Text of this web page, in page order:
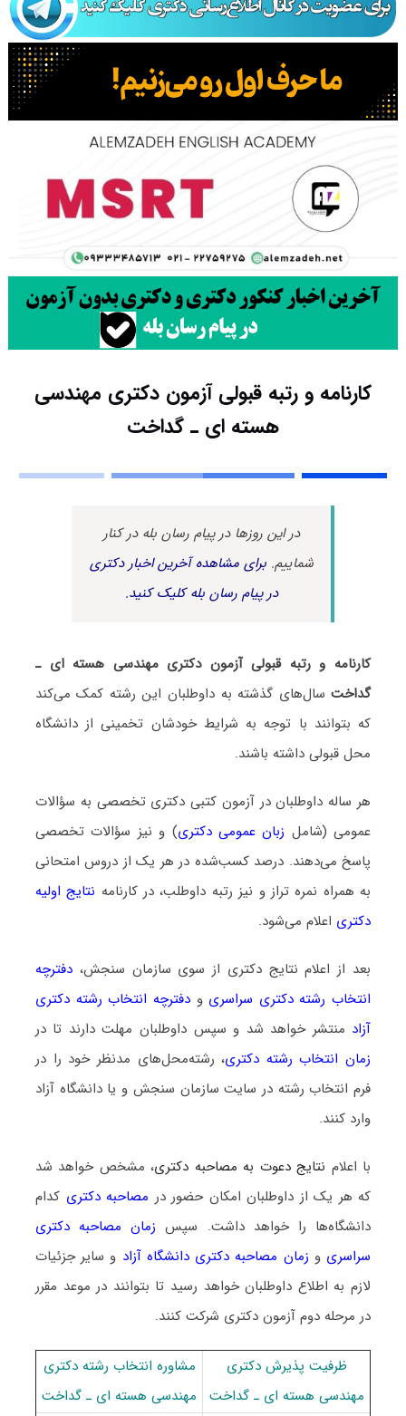
کارنامه و رتبه قبولی آزمون دکتری مهندسی
هسته ای ـ ﮔﺪاﺧﺖ
در این روزها در پیام رسان بله در کنار
شماییم.برای مشاهده آخرین اخبار دکتری
در پیام رسان بله کلیک کنید.
کارنامه و رتبه قبولی آزمون دکتری مهندسی هسته ای ـ
ﮔﺪاﺧﺖسال‌های گذشته به داوطلبان این رشته کمک می‌کند
که بتوانند با توجه به شرایط خودشان تخمینی از دانشگاه
محل قبولی داشته باشند.
هر ساله داوطلبان در آزمون کتبی دکتری تخصصی به سؤالات
عمومی (شامل زبان عمومی دکتری) و نیز سؤالات تخصصی
پاسخ می‌دهند. درصد کسب‌شده در هر یک از دروس امتحانی
به همراه نمره تراز و نیز رتبه داوطلب، در کارنامه نتایج اولیه
دکتری اعلام می‌شود.
بعد از اعلام نتایج دکتری از سوی سازمان سنجش،دفترچه
انتخاب رشته دکتری سراسری ودفترچه انتخاب رشته دکتری
آزاد منتشر خواهد شد و سپس داوطلبان مهلت دارند تا در
زمان انتخاب رشته دکتری، رشته‌محل‌های مدنظر خود را در
فرم انتخاب رشته در سایت سازمان سنجش و یا دانشگاه آزاد
وارد کنند.
با اعلام نتایج دعوت به مصاحبه دکتری، مشخص خواهد شد
که هر یک از داوطلبان امکان حضور در مصاحبه دکتری کدام
دانشگاه‌ها را خواهد داشت. سپس زمان مصاحبه دکتری
سراسری و زمان مصاحبه دکتری دانشگاه آزاد و سایر جزئیات
لازم به اطلاع داوطلبان خواهد رسید تا بتوانند در موعد مقرر
در مرحله دوم آزمون دکتری شرکت کنند.
ظرفیت پذیرش دکتری
مهندسی هسته ای ـ ﮔﺪاﺧﺖ
مشاوره انتخاب رشته دکتری
مهندسی هسته ای ـ ﮔﺪاﺧﺖ